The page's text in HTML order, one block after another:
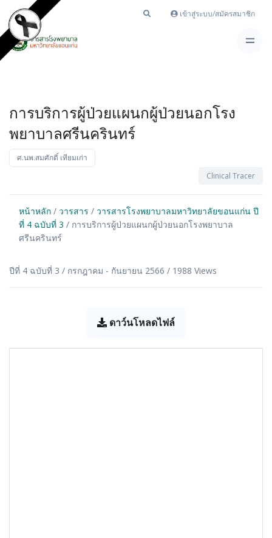
เข้าสู่ระบบ/สมัครสมาชิก
การบริการผู้ป่วยแผนกผู้ป่วยนอกโรง
พยาบาลศรีนครินทร์
ศ.นพ.สมศักดิ์ เทียมเก่า
Clinical Tracer
หน้าหลัก / วารสาร / วารสารโรงพยาบาลมหาวิทยาลัยขอนแก่น ปี
ที่ 4 ฉบับที่ 3 / การบริการผู้ป่วยแผนกผู้ป่วยนอกโรงพยาบาล
ศรีนครินทร์
ปีที่ 4 ฉบับที่ 3 / กรกฎาคม - กันยายน 2566 / 1988 Views
ดาว์นโหลดไฟล์